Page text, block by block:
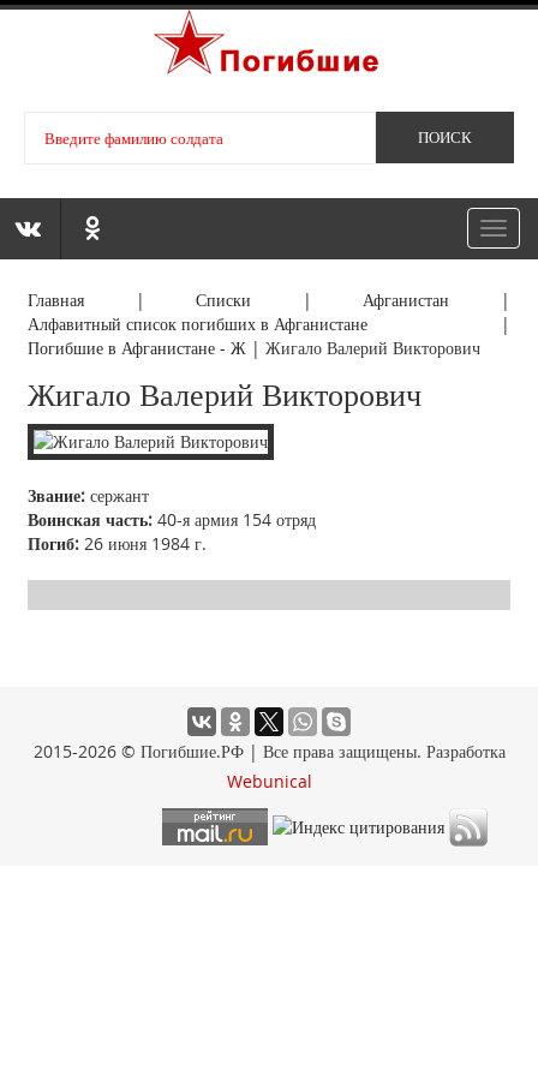
Главная |Списки | Афганистан |
Алфавитный список погибших в Афганистане |
Погибшие в Афганистане - Ж |Жигало Валерий Викторович
Жигало Валерий Викторович
Звание: сержант
Воинская часть: 40-я армия 154 отряд
Погиб: 26 июня 1984 г.
2015-2026 © Погибшие.РФ | Все права защищены. Разработка
Webunical